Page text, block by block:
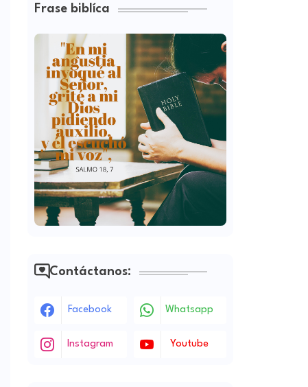
Frase biblíca
Contáctanos:
Facebook Whatsapp
Instagram Youtube